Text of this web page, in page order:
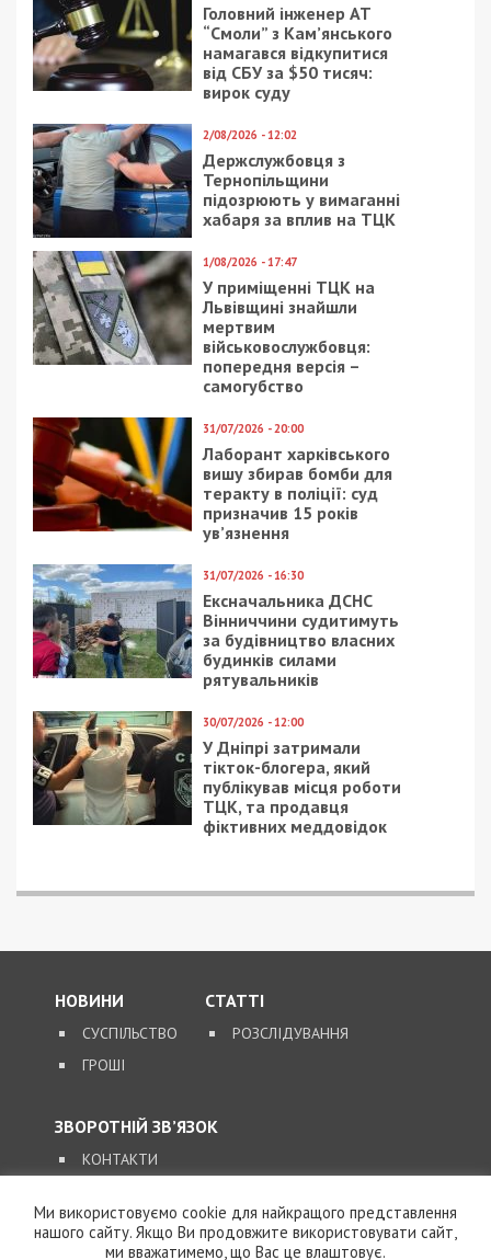
Головний інженер АТ
“Смоли” з Кам’янського
намагався відкупитися
від СБУ за $50 тисяч:
вирок суду
2/08/2026 - 12:02
Держслужбовця з
Тернопільщини
підозрюють у вимаганні
хабаря за вплив на ТЦК
1/08/2026 - 17:47
У приміщенні ТЦК на
Львівщині знайшли
мертвим
військовослужбовця:
попередня версія –
самогубство
31/07/2026 - 20:00
Лаборант харківського
вишу збирав бомби для
теракту в поліції: суд
призначив 15 років
ув’язнення
31/07/2026 - 16:30
Ексначальника ДСНС
Вінниччини судитимуть
за будівництво власних
будинків силами
рятувальників
30/07/2026 - 12:00
У Дніпрі затримали
тікток-блогера, який
публікував місця роботи
ТЦК, та продавця
фіктивних меддовідок
НОВИНИ
СУСПІЛЬСТВО
ГРОШІ
СТАТТІ
РОЗСЛІДУВАННЯ
ЗВОРОТНІЙ ЗВ’ЯЗОК
КОНТАКТИ
SUPPORT@49000.COM.UA
Ми використовуємо cookie для найкращого представлення
нашого сайту. Якщо Ви продовжите використовувати сайт,
ми вважатимемо, що Вас це влаштовує.